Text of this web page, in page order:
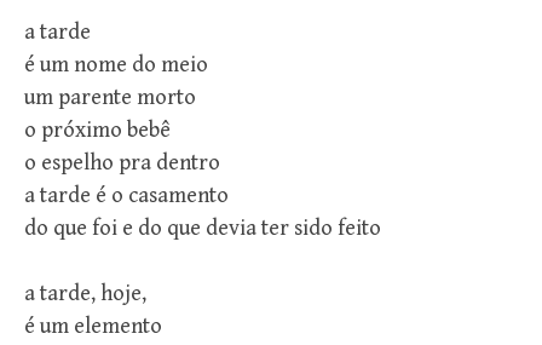
a tarde
é um nome do meio
um parente morto
o próximo bebê
o espelho pra dentro
a tarde é o casamento
do que foi e do que devia ter sido feito
a tarde, hoje,
é um elemento